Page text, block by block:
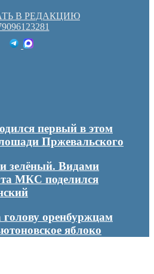
В РЕДАКЦИЮ
первый в этом
Пржевальского
зелёный. Видами
МКС поделился
голову оренбуржцам
яблоко